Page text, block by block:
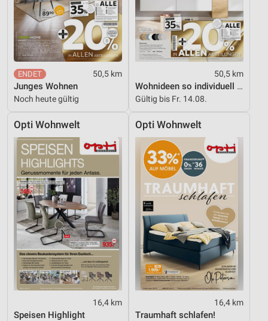
50,5 km
Junges Wohnen
Noch heute gültig
50,5 km
Wohnideen so individuell wie du!
Gültig bis Fr. 14.08.
Opti Wohnwelt
16,4 km
Speisen Highlight
Opti Wohnwelt
16,4 km
Traumhaft schlafen!